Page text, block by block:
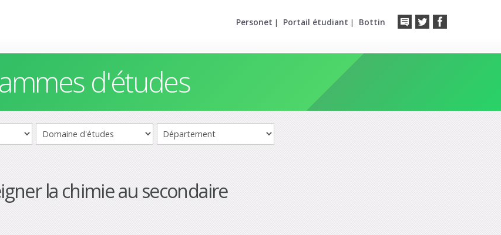
Personet | Portail étudiant | Bottin
d'études
la chimie au secondaire